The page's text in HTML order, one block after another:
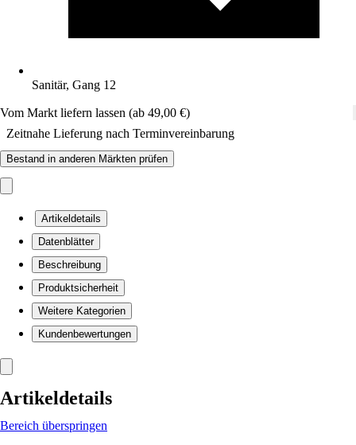
Sanitär, Gang 12
Vom Markt liefern lassen (ab 49,00 €)
Zeitnahe Lieferung nach Terminvereinbarung
Bestand in anderen Märkten prüfen
Artikeldetails
Datenblätter
Beschreibung
Produktsicherheit
Weitere Kategorien
Kundenbewertungen
Artikeldetails
Bereich überspringen